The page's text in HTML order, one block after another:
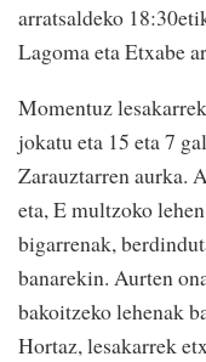
arratsaldeko
Lagoma eta Etxabe
Momentuz
jokatu eta 15 eta 7
Zarauztarren aurka.
eta, E multzoko
bigarrenak,
banarekin. Aurten
bakoitzeko lehenak
Hortaz, lesakarrek